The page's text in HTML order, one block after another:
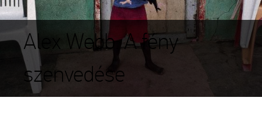
Alex Webb: A fény
szenvedése